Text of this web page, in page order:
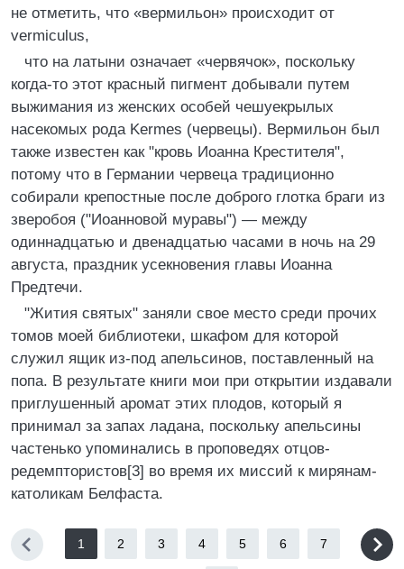
не отметить, что «вермильон» происходит от
vermiculus,
что на латыни означает «червячок», поскольку
когда-то этот красный пигмент добывали путем
выжимания из женских особей чешуекрылых
насекомых рода Kermes (червецы). Вермильон был
также известен как "кровь Иоанна Крестителя",
потому что в Германии червеца традиционно
собирали крепостные после доброго глотка браги из
зверобоя ("Иоанновой муравы") — между
одиннадцатью и двенадцатью часами в ночь на 29
августа, праздник усекновения главы Иоанна
Предтечи.
"Жития святых" заняли свое место среди прочих
томов моей библиотеки, шкафом для которой
служил ящик из-под апельсинов, поставленный на
попа. В результате книги мои при открытии издавали
приглушенный аромат этих плодов, который я
принимал за запах ладана, поскольку апельсины
частенько упоминались в проповедях отцов-
редемптористов[3] во время их миссий к мирянам-
католикам Белфаста.
1 2 3 4 5 6 7